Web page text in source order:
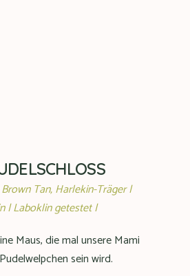
Tan, Harlekin-Träger |
| Laboklin getestet |
Maus, die mal unsere Mami
sein wird.